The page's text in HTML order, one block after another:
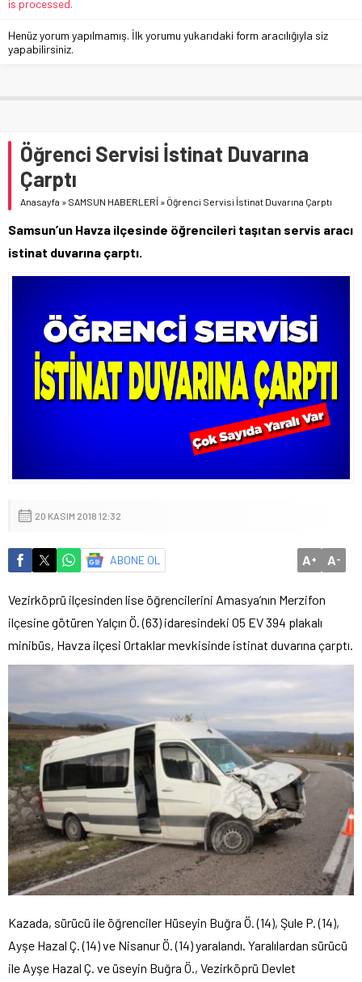
is processed.
Henüz yorum yapılmamış. İlk yorumu yukarıdaki form aracılığıyla siz
yapabilirsiniz.
Öğrenci Servisi İstinat Duvarına
Çarptı
Anasayfa » SAMSUN HABERLERİ » Öğrenci Servisi İstinat Duvarına Çarptı
Samsun’un Havza ilçesinde öğrencileri taşıtan servis aracı
istinat duvarına çarptı.
20 KASIM 2018 12:32
ABONE OL A+ A-
Vezirköprü ilçesinden lise öğrencilerini Amasya’nın Merzifon
ilçesine götüren Yalçın Ö. (63) idaresindeki 05 EV 394 plakalı
minibüs, Havza ilçesi Ortaklar mevkisinde istinat duvarına çarptı.
Kazada, sürücü ile öğrenciler Hüseyin Buğra Ö. (14), Şule P. (14),
Ayşe Hazal Ç. (14) ve Nisanur Ö. (14) yaralandı. Yaralılardan sürücü
ile Ayşe Hazal Ç. ve üseyin Buğra Ö., Vezirköprü Devlet